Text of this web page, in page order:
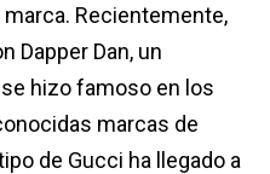
Recientemente,
Dapper Dan, un
hizo famoso en los
marcas de
de Gucci ha llegado a